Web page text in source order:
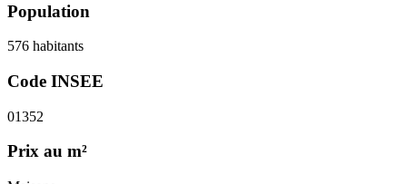
Population
576 habitants
Code INSEE
01352
Prix au m²